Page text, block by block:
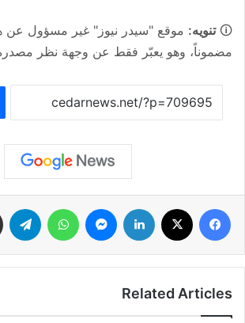
🛈تنويه: موقع "سيدر نيوز" غير مسؤول عن
مضموناً، وهو يعبّر فقط عن وجهة نظر مصدره
فيسبوك لينكدإن ماسنجر واتساب
Related Articles